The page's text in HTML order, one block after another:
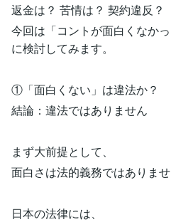
返金は？ 苦情は？ 契約違反？
今回は「コントが面白くなか
に検討してみます。
①「面白くない」は違法か？
結論：違法ではありません
まず大前提として、
面白さは法的義務ではありませ
日本の法律には、